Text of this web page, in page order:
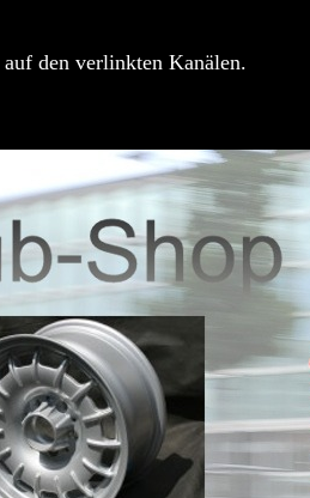
auf den verlinkten Kanälen.